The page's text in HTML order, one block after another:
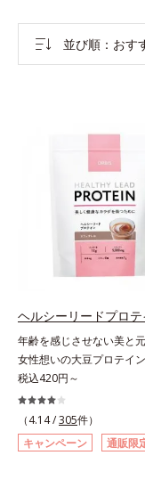
並び順 おす
ヘルシーリードプロテ
年齢を感じさせない美と
女性想いの大豆プロテイ
感じさせない美と元気を育
想いの大豆プロテインです
不足しがちなたんぱく質を
す。大人女性の食習慣に基
量を考え、更年世代の女性
税込420円～
（4.14 /305件）
キャンペーン
通販限